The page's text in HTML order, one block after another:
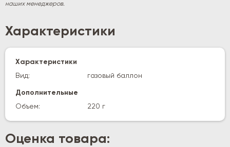
наших менеджеров.
Характеристики
Характеристики
Вид:
газовый баллон
Дополнительные
Объем:
220 г
Оценка товара: